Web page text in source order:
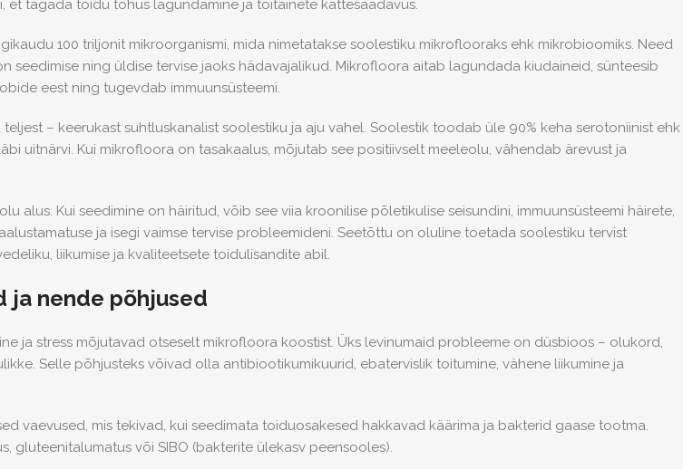
et tagada toidu tõhus lagundamine ja toitainete kättesaadavus.
100 triljonit mikroorganismi, mida nimetatakse soolestiku mikroflooraks ehk mikrobioomiks. Need
seedimise ning üldise tervise jaoks hädavajalikud. Mikrofloora aitab lagundada kiudaineid, sünteesib
eest ning tugevdab immuunsüsteemi.
– keerukast suhtluskanalist soolestiku ja aju vahel. Soolestik toodab üle 90% keha serotoniinist ehk
uitnärvi. Kui mikrofloora on tasakaalus, mõjutab see positiivselt meeleolu, vähendab ärevust ja
alus. Kui seedimine on häiritud, võib see viia kroonilise põletikulise seisundini, immuunsüsteemi häirete,
ja isegi vaimse tervise probleemideni. Seetõttu on oluline toetada soolestiku tervist
liikumise ja kvaliteetsete toidulisandite abil.
ja nende põhjused
ja stress mõjutavad otseselt mikrofloora koostist. Üks levinumaid probleeme on düsbioos – olukord,
Selle põhjusteks võivad olla antibiootikumikuurid, ebatervislik toitumine, vähene liikumine ja
vaevused, mis tekivad, kui seedimata toiduosakesed hakkavad käärima ja bakterid gaase tootma.
gluteenitalumatus või SIBO (bakterite ülekasv peensooles).